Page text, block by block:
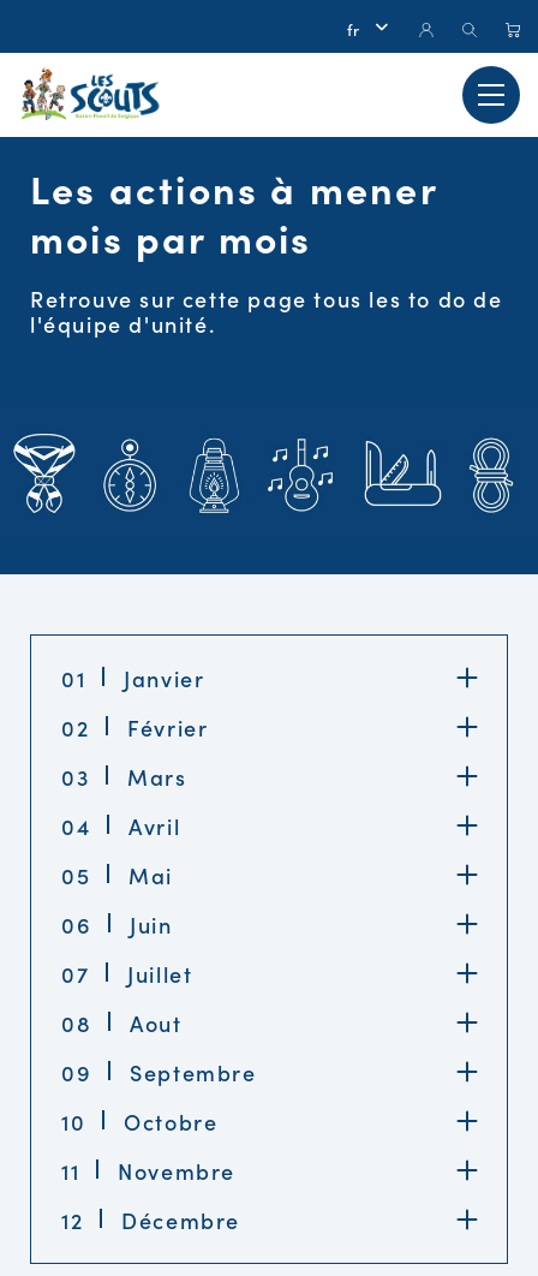
Les actions à mener
mois par mois
Retrouve sur cette page tous les to do de
l'équipe d'unité.
01
Janvier
02
Février
03
Mars
04
Avril
05
Mai
06
Juin
07
Juillet
08
Aout
09
Septembre
10
Octobre
11
Novembre
12
Décembre